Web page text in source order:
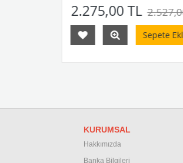
2.275,00 TL
Sepete
KURUMSAL
Hakkımızda
Banka Bilgileri